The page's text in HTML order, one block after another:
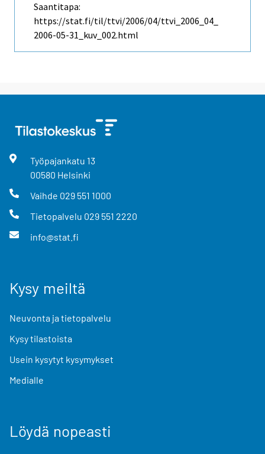
Saantitapa:
https://stat.fi/til/ttvi/2006/04/ttvi_2006_04_
2006-05-31_kuv_002.html
Työpajankatu 13
00580 Helsinki
Vaihde 029 551 1000
Tietopalvelu 029 551 2220
info@stat.fi
Kysy meiltä
Neuvonta ja tietopalvelu
Kysy tilastoista
Usein kysytyt kysymykset
Medialle
Löydä nopeasti